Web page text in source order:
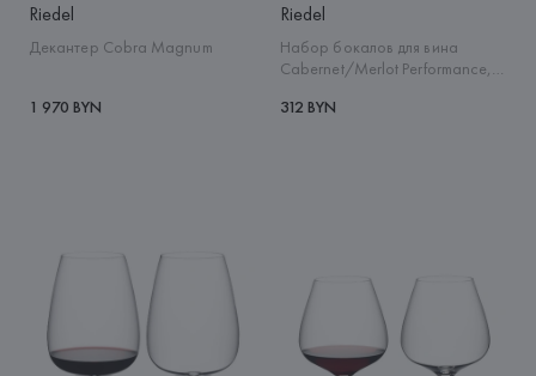
Riedel
Декантер Cobra Magnum
1 970 BYN
Riedel
Набор бокалов для вина
Cabernet/Merlot Performance, 4
312 BYN